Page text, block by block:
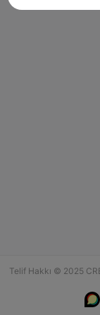
Telif Hakkı © 2025